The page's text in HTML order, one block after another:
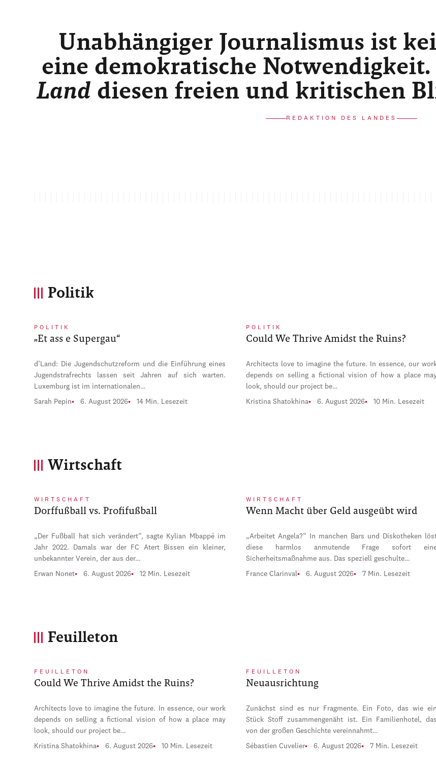
Unabhängiger Journalismus ist
eine demokratische Notwendigkeit.
Land diesen freien und kritischen
REDAKTION DES LANDES
Politik
POLITIK
„Et ass e Supergau“
d’Land: Die Jugendschutzreform und die Einführung eines
Jugendstrafrechts lassen seit Jahren auf sich warten.
Luxemburg ist im internationalen…
Sarah Pepin 6. August 2026 14 Min. Lesezeit
POLITIK
Could We Thrive Amidst the Ruins?
Architects love to imagine the future. In essence, our
depends on selling a fictional vision of how a place
look, should our project be…
Kristina Shatokhina 6. August 2026 10 Min. Lesezeit
Wirtschaft
WIRTSCHAFT
Dorffußball vs. Profifußball
„Der Fußball hat sich verändert“, sagte Kylian Mbappé im
Jahr 2022. Damals war der FC Atert Bissen ein kleiner,
unbekannter Verein, der aus der…
Erwan Nonet 6. August 2026 12 Min. Lesezeit
WIRTSCHAFT
Wenn Macht über Geld ausgeübt wird
„Arbeitet Angela?“ In manchen Bars und Diskotheken
diese harmlos anmutende Frage sofort
Sicherheitsmaßnahme aus. Das speziell geschulte…
France Clarinval 6. August 2026 7 Min. Lesezeit
Feuilleton
FEUILLETON
Could We Thrive Amidst the Ruins?
Architects love to imagine the future. In essence, our work
depends on selling a fictional vision of how a place may
look, should our project be…
Kristina Shatokhina 6. August 2026 10 Min. Lesezeit
FEUILLETON
Neuausrichtung
Zunächst sind es nur Fragmente. Ein Foto, das wie ein
Stück Stoff zusammengenäht ist. Ein Familienhotel, das
von der großen Geschichte vereinnahmt…
Sébastien Cuvelier 6. August 2026 7 Min. Lesezeit